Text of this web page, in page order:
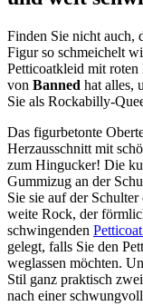
Finden Sie nicht auch,
Figur so schmeichelt
Petticoatkleid mit
von Banned hat alles,
Sie als Rockabilly-
Das figurbetonte
Herzausschnitt mit
zum Hingucker! Die
Gummizug an der
Sie sie auf der
weite Rock, der
schwingenden Petticoat
gelegt, falls Sie den
weglassen möchten.
Stil ganz praktisch
nach einer